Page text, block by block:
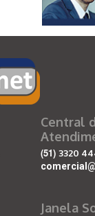
Central
(51) 3320
Janela